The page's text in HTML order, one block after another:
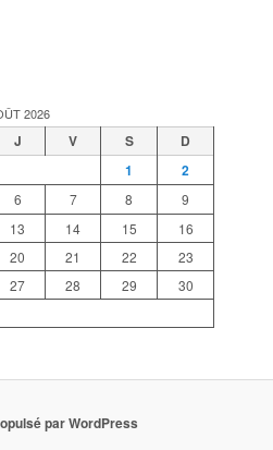
2026
J V S
D
1
2
6 7 8
9
13 14 15
16
20 21 22
23
27 28 29
30
par WordPress